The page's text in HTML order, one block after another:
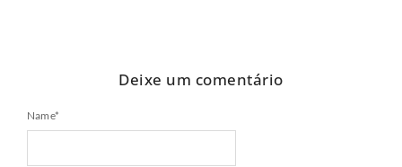
Deixe um comentário
Name*